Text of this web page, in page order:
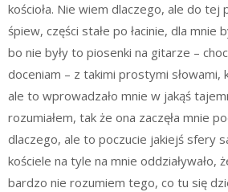
kościoła. Nie wiem dlaczego, ale do tej
śpiew, części stałe po łacinie, dla mnie
bo nie były to piosenki na gitarze –
doceniam – z takimi prostymi
ale to wprowadzało mnie w jakąś
rozumiałem, tak że ona zaczęła mnie
dlaczego, ale to poczucie jakiejś sfery
kościele na tyle na mnie oddziaływało,
bardzo nie rozumiem tego, co tu się